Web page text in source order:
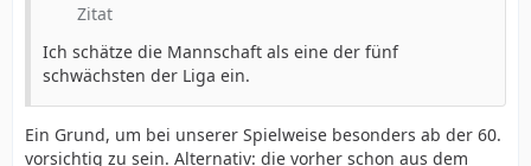
Zitat
Ich schätze die Mannschaft als eine der fünf
schwächsten der Liga ein.
Ein Grund, um bei unserer Spielweise besonders ab der 60.
vorsichtig zu sein. Alternativ: die vorher schon aus dem